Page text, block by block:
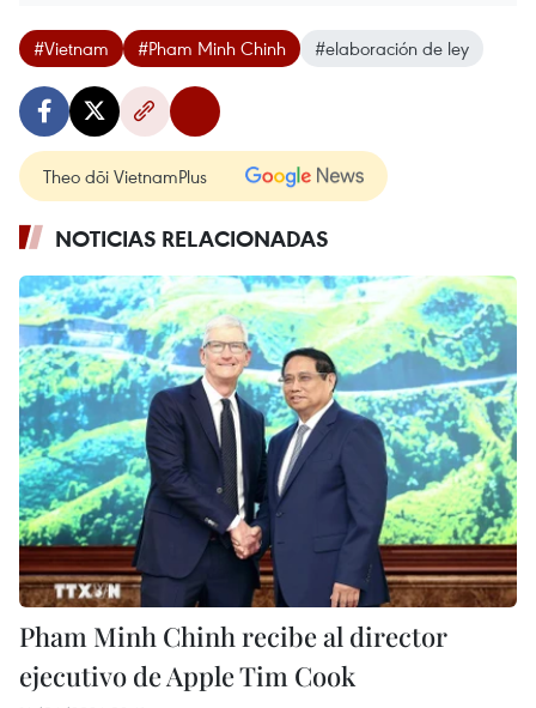
#Vietnam #Pham Minh Chinh #elaboración de ley
Theo dõi VietnamPlus
NOTICIAS RELACIONADAS
Pham Minh Chinh recibe al director
ejecutivo de Apple Tim Cook